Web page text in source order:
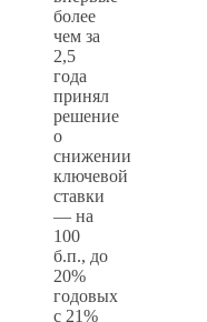
более
чем за
2,5
года
принял
решение
о
снижении
ключевой
ставки
— на
100
б.п., до
20%
годовых
с 21%